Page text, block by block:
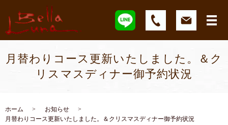
月替わりコース更新いたしました。＆ク
リスマスディナー御予約状況
ホーム
お知らせ
月替わりコース更新いたしました。＆クリスマスディナー御予約状況